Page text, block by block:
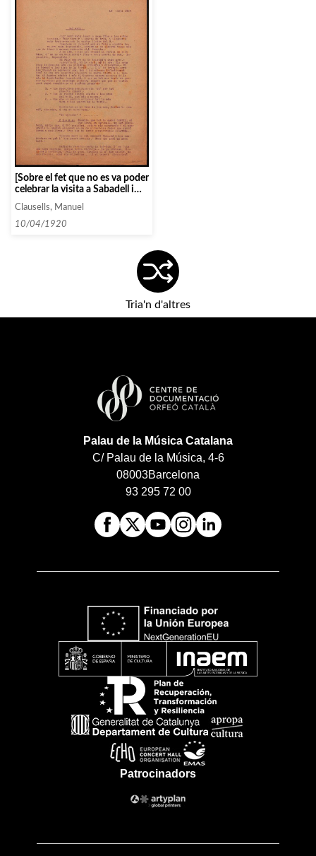
[Sobre el fet que no es va poder
celebrar la visita a Sabadell i
que Marshall ja ha venut el
piano]
Clausells, Manuel
10/04/1920
Tria'n d'altres
Palau de la Música Catalana
C/ Palau de la Música, 4-6
08003Barcelona
93 295 72 00
Patrocinadors